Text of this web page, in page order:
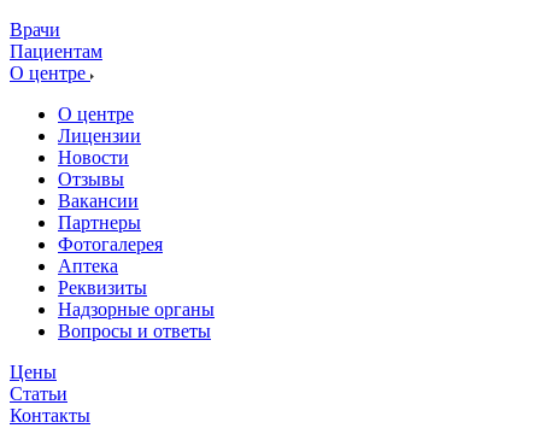
Врачи
Пациентам
О центре
О центре
Лицензии
Новости
Отзывы
Вакансии
Партнеры
Фотогалерея
Аптека
Реквизиты
Надзорные органы
Вопросы и ответы
Цены
Статьи
Контакты